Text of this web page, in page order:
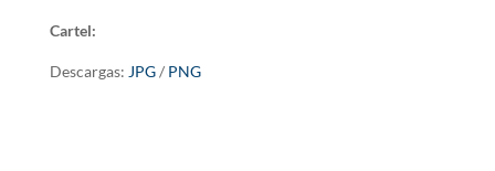
Cartel:
Descargas: JPG/ PNG